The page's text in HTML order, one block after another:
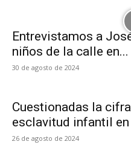
Entrevistamos a
niños de la calle en...
30 de agosto de 2024
Cuestionadas la
esclavitud infantil
26 de agosto de 2024